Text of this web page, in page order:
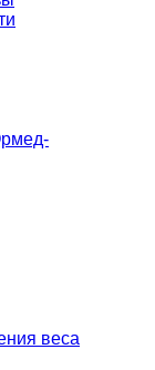
веса